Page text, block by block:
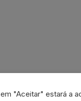
"Aceitar" estará a